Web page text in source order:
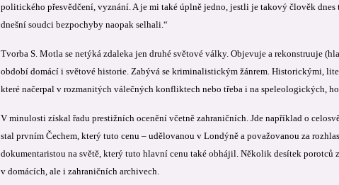
politického přesvědčení, vyznání. A je mi také úplně jedno, jestli je takový člověk
dnešní soudci bezpochyby naopak selhali.“
Tvorba S. Motla se netýká zdaleka jen druhé světové války. Objevuje a rekonstruuje
období domácí i světové historie. Zabývá se kriminalistickým žánrem. Historickými,
které načerpal v rozmanitých válečných konfliktech nebo třeba i na speleologických,
V minulosti získal řadu prestižních ocenění včetně zahraničních. Jde například o
stal prvním Čechem, který tuto cenu – udělovanou v Londýně a považovanou za
dokumentaristou na světě, který tuto hlavní cenu také obhájil. Několik desítek porotců
v domácích, ale i zahraničních archivech.